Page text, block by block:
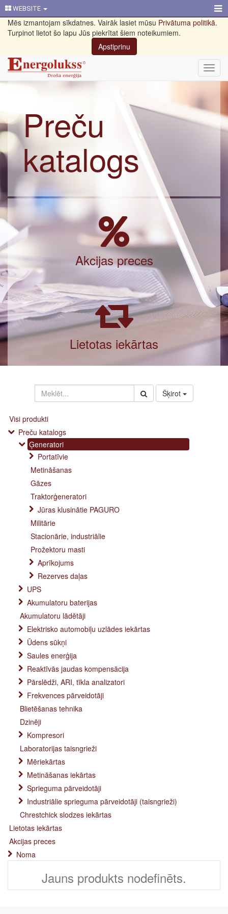
WEBSITE
Mēs izmantojam sīkdatnes. Vairāk lasiet mūsu Privātuma politikā.
Turpinot lietot šo lapu Jūs piekrītat šiem noteikumiem.
Apstiprinu
Preču
katalogs
Akcijas preces
Lietotas iekārtas
Šķirot
Visi produkti
Preču katalogs
Ģeneratori
Portatīvie
Metināšanas
Gāzes
Traktorģeneratori
Jūras klusinātie PAGURO
Militārie
Stacionārie, industriālie
Prožektoru masti
Aprīkojums
Rezerves daļas
UPS
Akumulatoru baterijas
Akumulatoru lādētāji
Elektrisko automobiļu uzlādes iekārtas
Ūdens sūkņi
Saules enerģija
Reaktīvās jaudas kompensācija
Pārslēdži, ARI, tīkla analizatori
Frekvences pārveidotāji
Blietēšanas tehnika
Dzinēji
Kompresori
Laboratorijas taisngrieži
Mēriekārtas
Metināšanas iekārtas
Sprieguma pārveidotāji
Industriālie sprieguma pārveidotāji (taisngrieži)
Chrestchick slodzes iekārtas
Lietotas iekārtas
Akcijas preces
Noma
Jauns produkts nodefinēts.